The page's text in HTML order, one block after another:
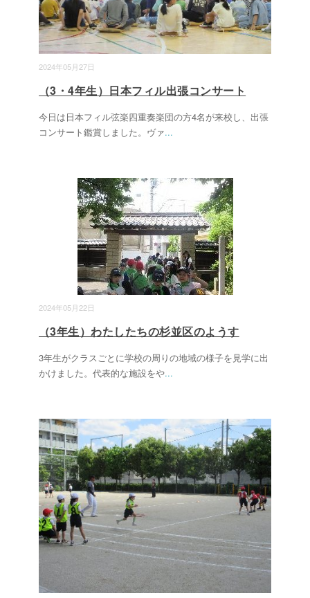
2024年05月27日
（3・4年生）日本フィル出張コンサート
今日は日本フィル弦楽四重奏楽団の方4名が来校し、出張
コンサート鑑賞しました。ヴァ...
2024年05月22日
（3年生）わたしたちの杉並区のようす
3年生がクラスごとに学校の周りの地域の様子を見学に出
かけました。代表的な施設をや...